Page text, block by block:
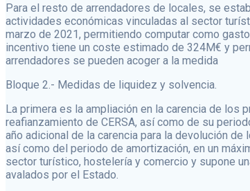
Para el resto de arrendadores de locales, se
actividades económicas vinculadas al sector
marzo de 2021, permitiendo computar como
incentivo tiene un coste estimado de 324M€ y
arrendadores se pueden acoger a la medida
Bloque 2.- Medidas de liquidez y solvencia.
La primera es la ampliación en la carencia de los
reafianzamiento de CERSA, así como de su
año adicional de la carencia para la devolución
así como del periodo de amortización, en un
sector turístico, hostelería y comercio y supone
avalados por el Estado.